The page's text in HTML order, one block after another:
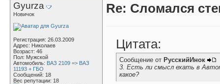
Gyurza
Новичок
Регистрация: 26.03.2009
Адрес: Николаев
Возраст: 46
Пол: Мужской
Автомобиль: ВАЗ 2109 => ВАЗ
11193 + ГБО
Сообщений: 18
Вес репутации: 18
Re: Сломался
Цитата:
Сообщение от РусскийИнок
3. Есть ли смысл ехать в
какое?